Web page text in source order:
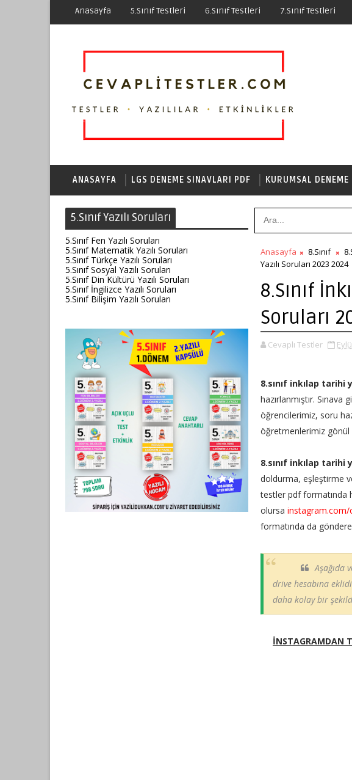
Anasayfa 5.Sınıf Testleri 6.Sınıf Testleri 7.Sınıf Testleri
ANASAYFA LGS DENEME SINAVLARI PDF KURUMSAL DENEME
5.Sınıf Yazılı Soruları
5.Sınıf Fen Yazılı Soruları
5.Sınıf Matematik Yazılı Soruları
5.Sınıf Türkçe Yazılı Soruları
5.Sınıf Sosyal Yazılı Soruları
5.Sınıf Din Kültürü Yazılı Soruları
5.Sınıf İngilizce Yazılı Soruları
5.Sınıf Bilişim Yazılı Soruları
Anasayfa 8.Sınıf
Yazılı Soruları 2023 2024
8.Sınıf
Soruları
Cevaplı Testler
8.sınıf inkılap tarihi
hazırlanmıştır.
öğrencilerimiz, soru
öğretmenlerimiz gönül
8.sınıf inkılap tarihi
doldurma, eşleştirme
testler pdf formatında
olursa instagram.com/
formatında da
Aşağıda
drive hesabına
daha kolay bir
İNSTAGRAMDAN